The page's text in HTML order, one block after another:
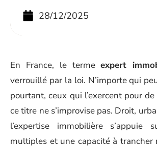
28/12/2025
En France, le termeexpert
verrouillé par la loi. N’importe qui
pourtant, ceux qui l’exercent pour
ce titre ne s’improvise pas. Droit,
l’expertise immobilière s’appuie
multiples et une capacité à trancher